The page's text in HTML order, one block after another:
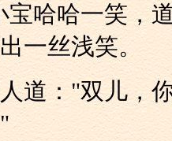
宝哈哈一笑，
一丝浅笑。
："双儿，你